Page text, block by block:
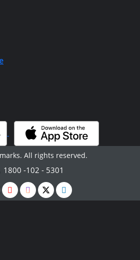
All rights reserved.
1800 -102 - 5301